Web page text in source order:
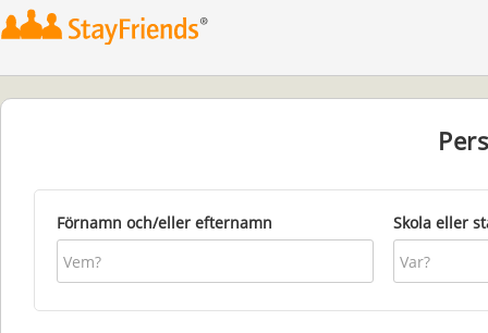
Förnamn och/eller efternamn Skola eller